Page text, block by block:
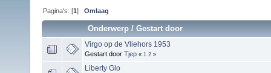
Pagina's: [1]Omlaag
Onderwerp /Gestart door
Virgo op de Vliehors 1953
Gestart door Tjep « 1 2 »
Liberty Glo